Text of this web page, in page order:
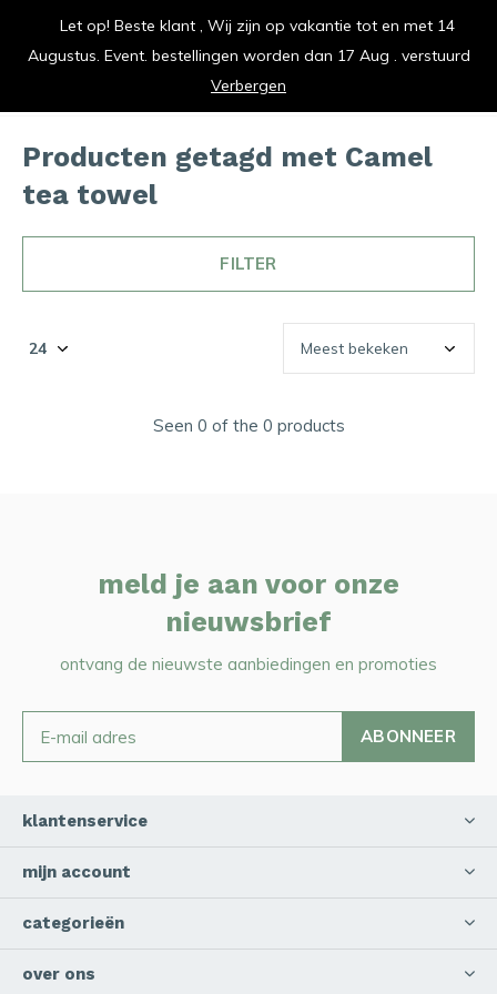
vrolijk je keuken op
Producten getagd met Camel
tea towel
FILTER
Seen 0 of the 0 products
meld je aan voor onze
nieuwsbrief
ontvang de nieuwste aanbiedingen en promoties
ABONNEER
klantenservice
mijn account
categorieën
over ons
Let op! Beste klant , Wij zijn op vakantie tot en met 14
Augustus. Event. bestellingen worden dan 17 Aug . verstuurd
Verbergen